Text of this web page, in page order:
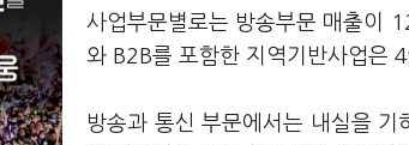
사업부문별로는 방송부문 매출이
와 B2B를 포함한 지역기반사업은
방송과 통신 부문에서는 내실을